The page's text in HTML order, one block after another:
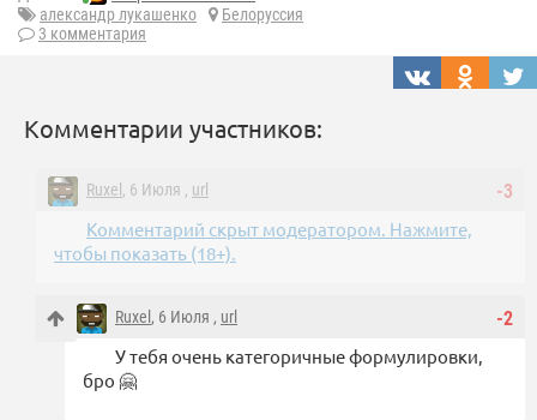
александр лукашенко
Белоруссия
3 комментария
Комментарии участников:
-3
Ruxel , 6 Июля , url
Комментарий скрыт модератором. Нажмите,
чтобы показать (18+).
-2
Ruxel , 6 Июля , url
У тебя очень категоричные формулировки,
бро 🤗